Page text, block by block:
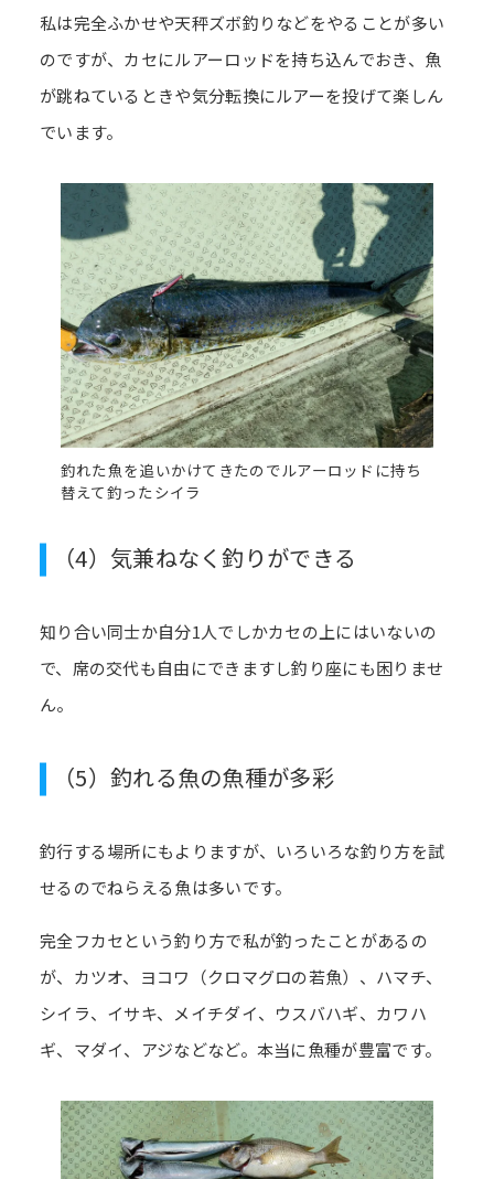
私は完全ふかせや天秤ズボ釣りなどをやることが多い
のですが、カセにルアーロッドを持ち込んでおき、魚
が跳ねているときや気分転換にルアーを投げて楽しん
でいます。
釣れた魚を追いかけてきたのでルアーロッドに持ち
替えて釣ったシイラ
（4）気兼ねなく釣りができる
知り合い同士か自分1人でしかカセの上にはいないの
で、席の交代も自由にできますし釣り座にも困りませ
ん。
（5）釣れる魚の魚種が多彩
釣行する場所にもよりますが、いろいろな釣り方を試
せるのでねらえる魚は多いです。
完全フカセという釣り方で私が釣ったことがあるの
が、カツオ、ヨコワ（クロマグロの若魚）、ハマチ、
シイラ、イサキ、メイチダイ、ウスバハギ、カワハ
ギ、マダイ、アジなどなど。本当に魚種が豊富です。